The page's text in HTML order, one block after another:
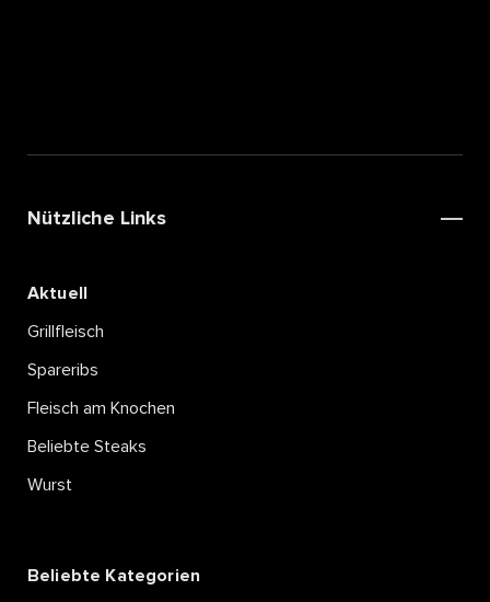
Nützliche Links
Aktuell
Grillfleisch
Spareribs
Fleisch am Knochen
Beliebte Steaks
Wurst
Beliebte Kategorien